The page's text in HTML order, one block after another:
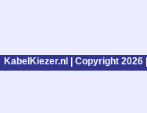
KabelKiezer.nl | Copyright 2026